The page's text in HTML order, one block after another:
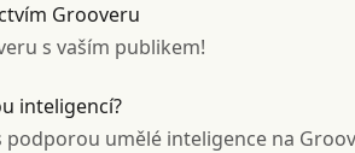
Grooveru
s vaším publikem!
inteligencí?
umělé inteligence na